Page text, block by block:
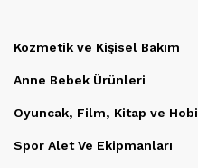
Kozmetik ve Kişisel Bakım
Anne Bebek Ürünleri
Oyuncak, Film, Kitap ve Hobi
Spor Alet Ve Ekipmanları